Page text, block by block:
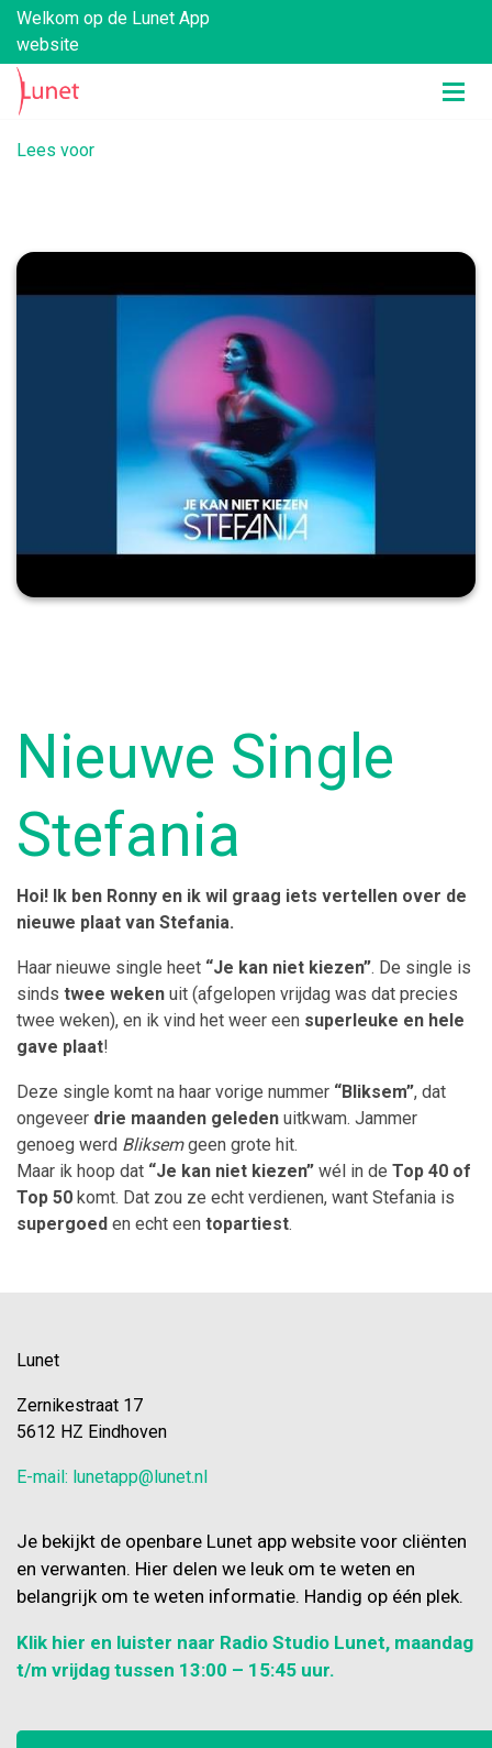
Welkom op de Lunet App
website
Lees voor
Nieuwe Single
Stefania
Hoi! Ik ben Ronny en ik wil graag iets vertellen over de
nieuwe plaat van Stefania.
Haar nieuwe single heet “Je kan niet kiezen”. De single is
sinds twee weken uit (afgelopen vrijdag was dat precies
twee weken), en ik vind het weer een superleuke en hele
gave plaat!
Deze single komt na haar vorige nummer “Bliksem”, dat
ongeveer drie maanden geleden uitkwam. Jammer
genoeg werd Bliksemgeen grote hit.
Maar ik hoop dat “Je kan niet kiezen” wél in de Top 40 of
Top 50 komt. Dat zou ze echt verdienen, want Stefania is
supergoed en echt een topartiest.
Lunet
Zernikestraat 17
5612 HZ Eindhoven
E-mail: lunetapp@lunet.nl
Je bekijkt de openbare Lunet app website voor cliënten
en verwanten. Hier delen we leuk om te weten en
belangrijk om te weten informatie. Handig op één plek.
Klik hier en luister naar Radio Studio Lunet, maandag
t/m vrijdag tussen 13:00 – 15:45 uur.